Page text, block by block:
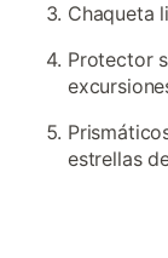
Chaqueta
Protector
estrellas